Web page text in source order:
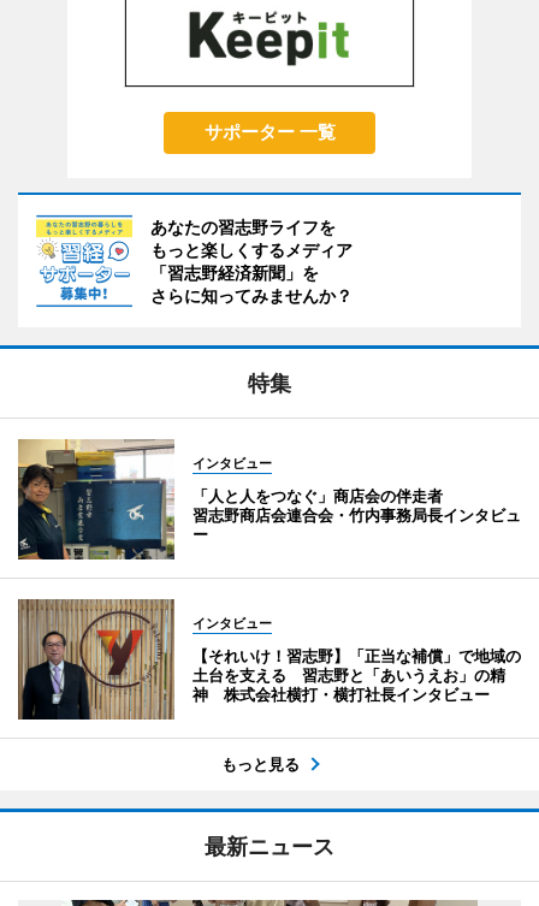
サポーター 一覧
あなたの習志野ライフを
もっと楽しくするメディア
「習志野経済新聞」を
さらに知ってみませんか？
特集
インタビュー
「人と人をつなぐ」商店会の伴走者
習志野商店会連合会・竹内事務局長インタビュ
ー
インタビュー
【それいけ！習志野】「正当な補償」で地域の
土台を支える 習志野と「あいうえお」の精
神 株式会社横打・横打社長インタビュー
もっと見る
最新ニュース